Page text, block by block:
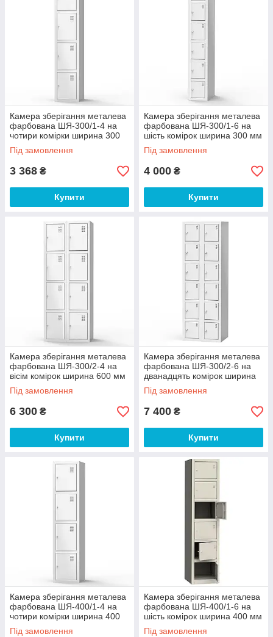
Камера зберігання металева
фарбована ШЯ-300/1-4 на
чотири комірки ширина 300
мм (Emby-ТМ)
Під замовлення
3 368 ₴
Купити
Камера зберігання металева
фарбована ШЯ-300/1-6 на
шість комірок ширина 300 мм
(Emby-ТМ)
Під замовлення
4 000 ₴
Купити
Камера зберігання металева
фарбована ШЯ-300/2-4 на
вісім комірок ширина 600 мм
(Emby-ТМ)
Під замовлення
6 300 ₴
Купити
Камера зберігання металева
фарбована ШЯ-300/2-6 на
дванадцять комірок ширина
600 мм (Emby-ТМ)
Під замовлення
7 400 ₴
Купити
Камера зберігання металева
фарбована ШЯ-400/1-4 на
чотири комірки ширина 400
мм (Emby-ТМ)
Під замовлення
Камера зберігання металева
фарбована ШЯ-400/1-6 на
шість комірок ширина 400 мм
(Emby-ТМ)
Під замовлення